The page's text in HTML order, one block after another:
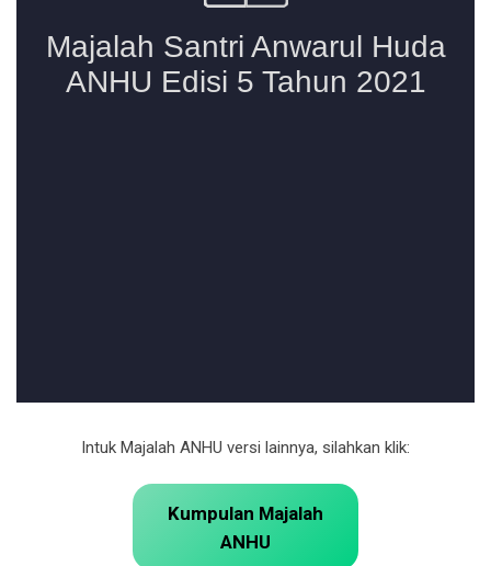
Intuk Majalah ANHU versi lainnya, silahkan klik:
Kumpulan Majalah
ANHU